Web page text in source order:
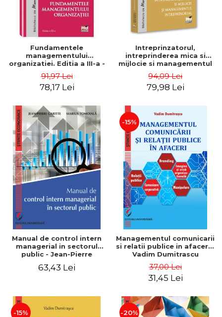
Fundamentele
managementului
organizatiei. Editia a III-a -
91,97 Lei
78,17 Lei
Intreprinzatorul,
intreprinderea mica si
mijlocie si managementul
Nicolescu, Ciprian
Nicolescu
94,09 Lei
79,98 Lei
Manual de control intern
managerial in sectorul
public - Jean-Pierre
63,43 Lei
-15%
Managementul comunicarii
si relatii publice in afaceri -
Vadim Dumitrascu
37,00 Lei
31,45 Lei
-15% -20%